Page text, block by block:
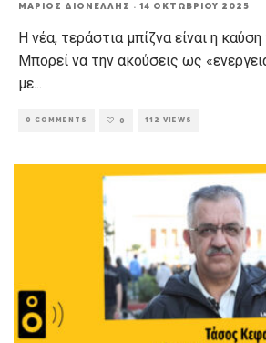
ΜΆΡΙΟΣ ΔΙΟΝΈΛΛΗΣ · 14 ΟΚΤΩΒΡΊΟΥ 2025
Η νέα, τεράστια μπίζνα είναι η
Μπορεί να την ακούσεις ως
με...
0 COMMENTS 0 112 VIEWS